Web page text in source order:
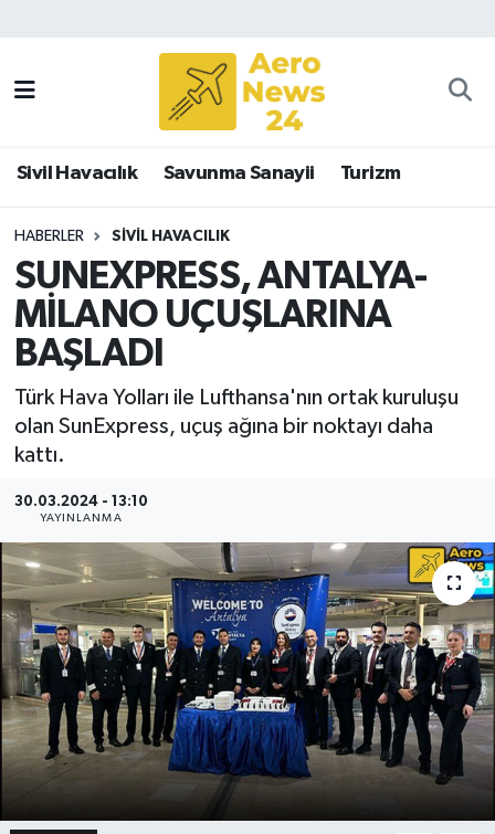
Sivil Havacılık Savunma Sanayii Turizm
HABERLER SIVIL HAVACILIK
SUNEXPRESS, ANTALYA-
MİLANO UÇUŞLARINA
BAŞLADI
Türk Hava Yolları ile Lufthansa'nın ortak kuruluşu
olan SunExpress, uçuş ağına bir noktayı daha
kattı.
30.03.2024 - 13:10
YAYINLANMA